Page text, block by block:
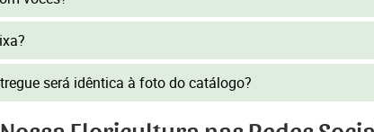
será idêntica à foto do catálogo?